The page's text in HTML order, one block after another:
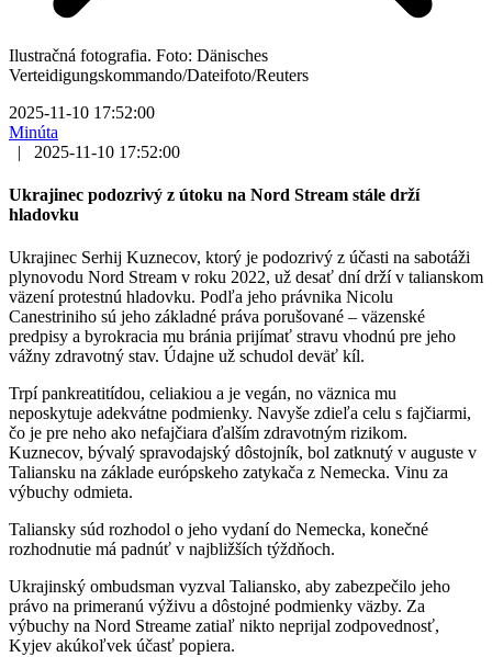
Ilustračná fotografia. Foto: Dänisches
Verteidigungskommando/Dateifoto/Reuters
2025-11-10 17:52:00
Minúta
|
2025-11-10 17:52:00
Ukrajinec podozrivý z útoku na Nord Stream stále drží
hladovku
Ukrajinec Serhij Kuznecov, ktorý je podozrivý z účasti na sabotáži
plynovodu Nord Stream v roku 2022, už desať dní drží v talianskom
väzení protestnú hladovku. Podľa jeho právnika Nicolu
Canestriniho sú jeho základné práva porušované – väzenské
predpisy a byrokracia mu bránia prijímať stravu vhodnú pre jeho
vážny zdravotný stav. Údajne už schudol deväť kíl.
Trpí pankreatitídou, celiakiou a je vegán, no väznica mu
neposkytuje adekvátne podmienky. Navyše zdieľa celu s fajčiarmi,
čo je pre neho ako nefajčiara ďalším zdravotným rizikom.
Kuznecov, bývalý spravodajský dôstojník, bol zatknutý v auguste v
Taliansku na základe európskeho zatykača z Nemecka. Vinu za
výbuchy odmieta.
Taliansky súd rozhodol o jeho vydaní do Nemecka, konečné
rozhodnutie má padnúť v najbližších týždňoch.
Ukrajinský ombudsman vyzval Taliansko, aby zabezpečilo jeho
právo na primeranú výživu a dôstojné podmienky väzby. Za
výbuchy na Nord Streame zatiaľ nikto neprijal zodpovednosť,
Kyjev akúkoľvek účasť popiera.